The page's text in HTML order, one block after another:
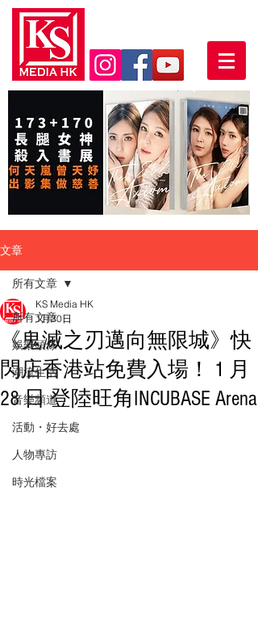
文章
所有文章
娛樂頭條
潮流生活
音樂頻道
活動・好去處
人物專訪
時光檔案
所有文章
《鬼滅之刃邁向無限城》快
閃店香港站免費入場！ 1 月
28 日 登陸旺角INCUBASE Arena
KS Media HK
1月30日